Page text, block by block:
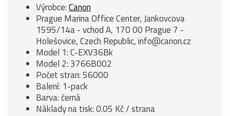
Výrobce:Canon
Prague Marina Office Center, Jankovcova
1595/14a - vchod A, 170 00 Prague 7 -
Holešovice, Czech Republic, info@canon.cz
Model 1: C-EXV36Bk
Model 2: 3766B002
Počet stran: 56000
Balení: 1-pack
Barva: černá
Náklady na tisk: 0.05 Kč / strana